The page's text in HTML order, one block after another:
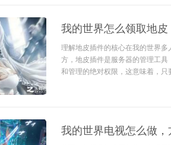
我的世界怎么领取地
理解地皮插件的核心在我的世界
方，地皮插件是服务器的管理工
和管理的绝对权限，这意味着，
我的世界电视怎么做